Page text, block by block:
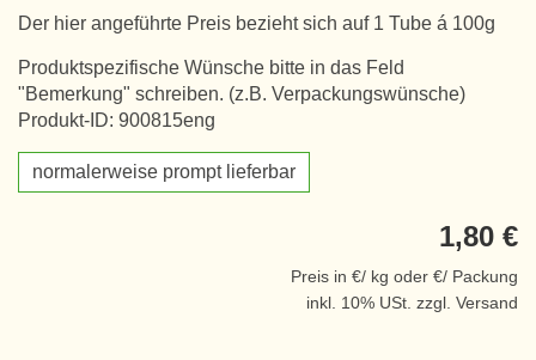
Der hier angeführte Preis bezieht sich auf 1 Tube á 100g
Produktspezifische Wünsche bitte in das Feld
"Bemerkung" schreiben. (z.B. Verpackungswünsche)
Produkt-ID: 900815eng
normalerweise prompt lieferbar
1,80 €
Preis in €/ kg oder €/ Packung
inkl. 10% USt. zzgl. Versand